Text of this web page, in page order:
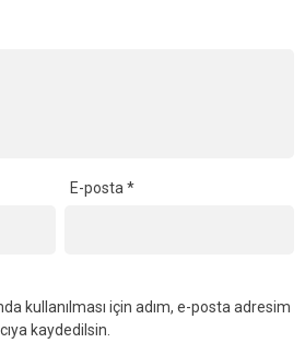
E-posta*
kullanılması için adım, e-posta adresim
kaydedilsin.